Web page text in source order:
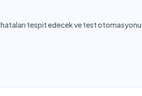
hataları tespit edecek ve test